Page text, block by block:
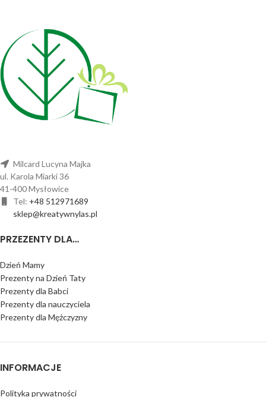
Milcard Lucyna Majka
ul. Karola Miarki 36
41-400 Mysłowice
Tel: +48 512971689
sklep@kreatywnylas.pl
PRZEZENTY DLA…
Dzień Mamy
Prezenty na Dzień Taty
Prezenty dla Babci
Prezenty dla nauczyciela
Prezenty dla Mężczyzny
INFORMACJE
Polityka prywatności